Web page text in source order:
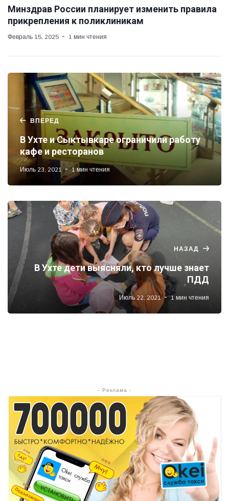
Минздрав России планирует изменить правила
прикрепления к поликлиникам
Февраль 15, 2025 1 мин чтения
ВПЕРЕД
В Ухте и Сыктывкаре ограничили работу
кафе и ресторанов
Июль 23, 2021 1 мин чтения
НАЗАД
В Ухте дети выясняли, кто лучше знает
ПДД
Июль 22, 2021 1 мин чтения
- Реклама -